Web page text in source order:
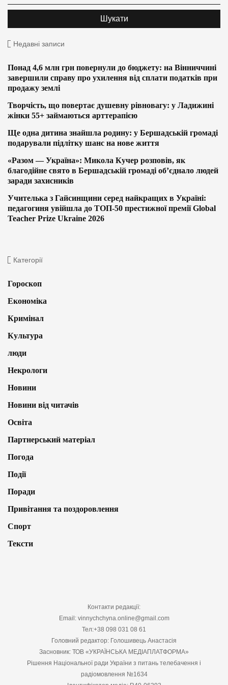
Недавні записи
Понад 4,6 млн грн повернули до бюджету: на Вінниччині
завершили справу про ухилення від сплати податків при
продажу землі
Творчість, що повертає душевну рівновагу: у Ладижині
жінки 55+ займаються арттерапією
Ще одна дитина знайшла родину: у Бершадській громаді
подарували підлітку шанс на нове життя
«Разом — Україна»: Микола Кучер розповів, як
благодійне свято в Бершадській громаді об’єднало людей
заради захисників
Учителька з Гайсинщини серед найкращих в Україні:
педагогиня увійшла до ТОП-50 престижної премії Global
Teacher Prize Ukraine 2026
Категорії
Гороскоп
Економіка
Кримінал
Культура
люди
Некрологи
Новини
Новини від читачів
Освіта
Партнерський матеріал
Погода
Події
Поради
Привітання та поздоровлення
Спорт
Тексти
Контакти редакції:
Email: vinnychchyna.online@gmail.com
Тел:+38 098 031 08 61
Головний редактор: Голошивець Анастасія
Засновник: ТОВ «УКРАЇНСЬКА МЕДІАПЛАТФОРМА»
Рішення Національної ради України з питань телебачення і
радіомовлення №1634